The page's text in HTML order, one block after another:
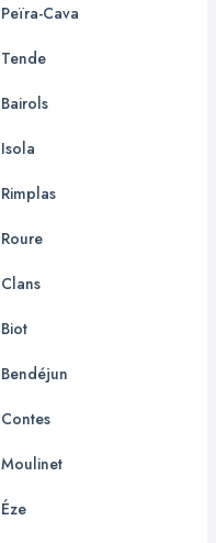
Peïra-Cava
Tende
Bairols
Isola
Rimplas
Roure
Clans
Biot
Bendéjun
Contes
Moulinet
Éze